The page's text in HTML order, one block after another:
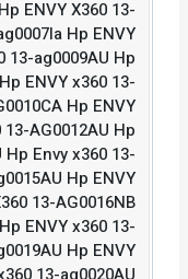
ENVY X360 13-
Hp ENVY
13-ag0009AU Hp
ENVY x360 13-
Hp ENVY
AG0012AU Hp
Hp Envy x360 13-
Hp ENVY
13-AG0016NB
ENVY x360 13-
Hp ENVY